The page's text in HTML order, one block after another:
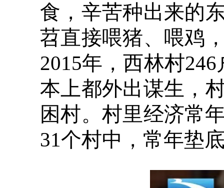
食，辛苦种出来的
苕直接喂猪、喂鸡
2015年，西林村
本上都外出谋生，
困村。村里经济常
31个村中，常年垫